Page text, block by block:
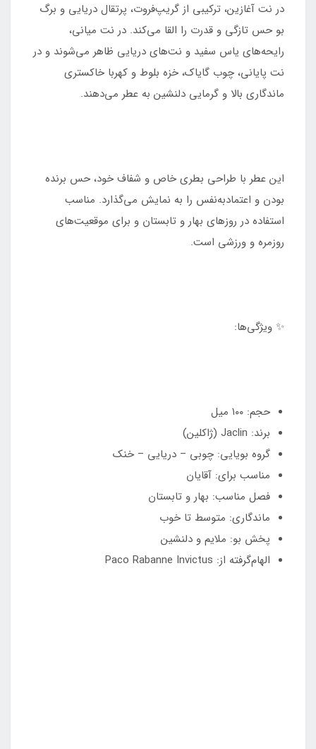
در نت آغازین، ترکیبی از گریپ‌فروت، پرتقال دریایی و برگ
بو حس تازگی و قدرت را القا می‌کند. در نت میانی،
رایحه‌های یاس سفید و نت‌های دریایی ظاهر می‌شوند و در
نت پایانی، چوب گایاک، خزه بلوط و کهربا خاکستری
ماندگاری بالا و گرمایی دلنشین به عطر می‌دهند.
این عطر با طراحی بطری خاص و شفاف خود، حس برنده
بودن و اعتمادبه‌نفس را به نمایش می‌گذارد. مناسب
استفاده در روزهای بهار و تابستان و برای موقعیت‌های
روزمره و ورزشی است.
✨ ویژگی‌ها:
حجم: ۱۰۰ میل
برند: Jaclin (ژاکلین)
گروه بویایی: چوبی – دریایی – خنک
مناسب برای: آقایان
فصل مناسب: بهار و تابستان
ماندگاری: متوسط تا خوب
پخش بو: ملایم و دلنشین
الهام‌گرفته از: Paco Rabanne Invictus